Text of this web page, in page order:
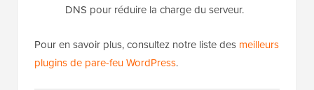
DNS pour réduire la charge du serveur.
Pour en savoir plus, consultez notre liste des meilleurs
plugins de pare-feu WordPress.